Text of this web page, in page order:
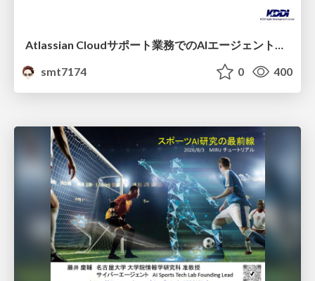
Atlassian Cloudサポート業務でのAIエージェント活用事例
smt7174
0 400